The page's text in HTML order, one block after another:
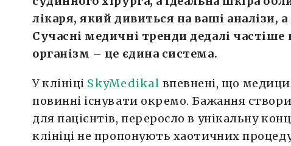
лікаря, який дивиться на ваші аналізи,
Сучасні медичні тренди дедалі
організм – це єдина система.
У клініці SkyMedikal впевнені, що
повинні існувати окремо. Бажання
для пацієнтів, переросло в унікальну
клініці не пропонують хаотичних